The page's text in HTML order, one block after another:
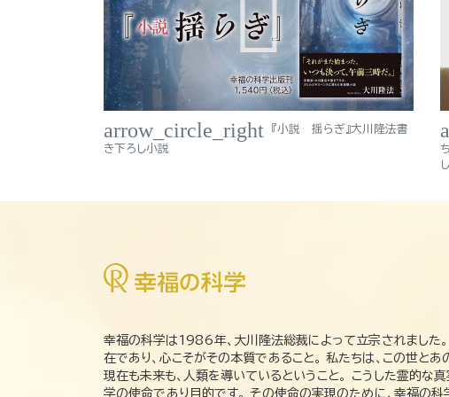
arrow_circle_right
『小説 揺らぎ』大川隆法書
き下ろし小説
幸福の科学は1986年、大川隆法総裁によって立宗されました。
在であり、心こそがその本質であること。 私たちは、この世と
現在も未来も、人類を導いているということ。 こうした霊的な
学の使命であり目的です。 その使命の実現のために、幸福の